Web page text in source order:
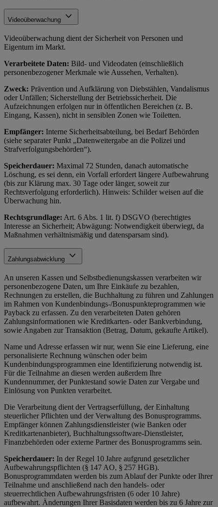
Videoüberwachung
Videoüberwachung dient der Sicherheit von Personen und
Eigentum im Markt.
Verarbeitete Daten: Bild- und Videodaten (einschließlich
personenbezogener Merkmale wie Aussehen, Verhalten).
Zweck: Prävention und Aufklärung von Diebstählen, Vandalismus
oder Unfällen; Sicherstellung der Betriebssicherheit. Die
Aufzeichnungen erfolgen nur in öffentlichen Bereichen (z. B.
Eingang, Kassen), nicht in sensiblen Zonen wie Toiletten.
Empfänger: Interne Sicherheitsabteilung, bei Bedarf Behörden
(siehe separater Punkt „Datenweitergabe an die Polizei und
Strafverfolgungsbehörden“).
Speicherdauer: Maximal 72 Stunden, danach automatische
Löschung, es sei denn, ein Vorfall erfordert längere Aufbewahrung
(bis zur Klärung max. 30 Tage oder länger, soweit zur
Rechtsverfolgung erforderlich). Hinweis: Schilder weisen auf die
Überwachung hin.
Rechtsgrundlage: Art. 6 Abs. 1 lit. f) DSGVO (berechtigtes
Interesse an Sicherheit; Abwägung: Notwendigkeit überwiegt, da
Maßnahmen verhältnismäßig und datensparsam sind).
Zahlungsabwicklung
An unseren Kassen und Selbstbedienungskassen verarbeiten wir
personenbezogene Daten, um Ihre Einkäufe zu bezahlen,
Rechnungen zu erstellen, die Buchhaltung zu führen und Zahlungen
im Rahmen von Kundenbindungs-/Bonuspunkteprogrammen wie
Payback zu erfassen. Zu den verarbeiteten Daten gehören
Zahlungsinformationen wie Kreditkarten- oder Bankverbindung,
sowie Angaben zur Transaktion (Betrag, Datum, gekaufte Artikel).
Name und Adresse erfassen wir nur, wenn Sie eine Lieferung, eine
personalisierte Rechnung wünschen oder beim
Kundenbindungsprogrammen eine Identifizierung notwendig ist.
Für die Teilnahme an diesen werden außerdem Ihre
Kundennummer, der Punktestand sowie Daten zur Vergabe und
Einlösung von Punkten verarbeitet.
Die Verarbeitung dient der Vertragserfüllung, der Einhaltung
steuerlicher Pflichten und der Verwaltung des Bonusprogramms.
Empfänger können Zahlungsdienstleister (wie Banken oder
Kreditkartenanbieter), Buchhaltungssoftware-Dienstleister,
Finanzbehörden oder externe Partner des Bonusprogramms sein.
Speicherdauer: In der Regel 10 Jahre aufgrund gesetzlicher
Aufbewahrungspflichten (§ 147 AO, § 257 HGB).
Bonusprogrammdaten werden bis zum Ablauf der Punkte oder Ihrer
Teilnahme und anschließend nach den handels- oder
steuerrechtlichen Aufbewahrungsfristen (6 oder 10 Jahre)
aufbewahrt. Änderungen Ihrer Basisdaten werden bis zu 6 Jahre zur